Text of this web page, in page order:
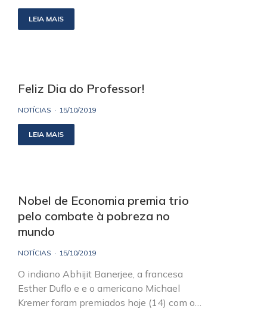
LEIA MAIS
Feliz Dia do Professor!
NOTÍCIAS 15/10/2019
LEIA MAIS
Nobel de Economia premia trio
pelo combate à pobreza no
mundo
NOTÍCIAS 15/10/2019
O indiano Abhijit Banerjee, a francesa
Esther Duflo e e o americano Michael
Kremer foram premiados hoje (14) com o…